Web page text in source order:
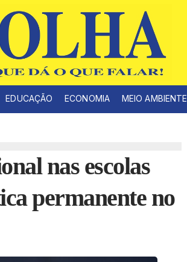
EDUCAÇÃO ECONOMIA MEIO AMBIENTE
nas escolas
permanente no